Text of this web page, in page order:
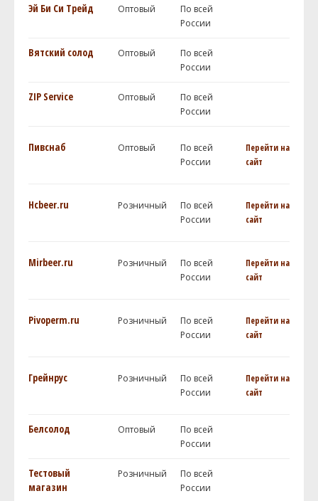
Эй Би Си Трейд Оптовый
По всей
России
Вятский солод Оптовый
По всей
России
ZIP Service Оптовый
По всей
России
Пивснаб Оптовый
По всей
России
Перейти на
сайт
Hcbeer.ru Розничный
По всей
России
Перейти на
сайт
Mirbeer.ru Розничный
По всей
России
Перейти на
сайт
Pivoperm.ru Розничный
По всей
России
Перейти на
сайт
Грейнрус Розничный
По всей
России
Перейти на
сайт
Белсолод Оптовый
По всей
России
Тестовый
магазин
Розничный
По всей
России